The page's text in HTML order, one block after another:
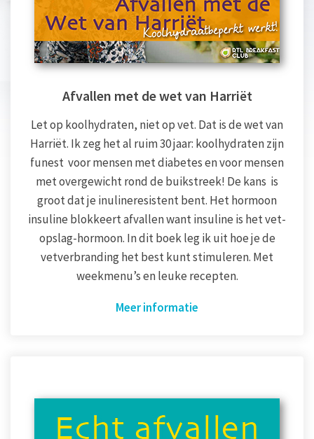
Afvallen met de wet van Harriët
Let op koolhydraten, niet op vet. Dat is de wet van
Harriët. Ik zeg het al ruim 30 jaar: koolhydraten zijn
funest voor mensen met diabetes en voor mensen
met overgewicht rond de buikstreek! De kans is
groot dat je inulineresistent bent. Het hormoon
insuline blokkeert afvallen want insuline is het vet-
opslag-hormoon. In dit boek leg ik uit hoe je de
vetverbranding het best kunt stimuleren. Met
weekmenu’s en leuke recepten.
Meer informatie